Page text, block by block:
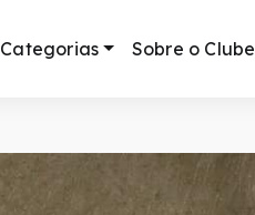
Categorias Sobre o Clube